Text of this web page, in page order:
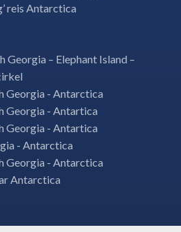
reis Antarctica
Georgia – Elephant Island –
Georgia - Antarctica
Georgia - Antartica
Georgia - Antartica
- Antarctica
Georgia - Antarctica
Antarctica